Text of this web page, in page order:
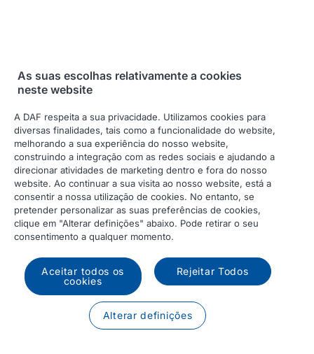
Recupere a configuração do
seu camião DAF
Introduza a chave gerada ao guardar a configuração
do seu camião DAF.
ID da configuração
Carregar
As suas escolhas relativamente a cookies
neste website
A DAF respeita a sua privacidade. Utilizamos cookies para
diversas finalidades, tais como a funcionalidade do website,
melhorando a sua experiência do nosso website,
construindo a integração com as redes sociais e ajudando a
direcionar atividades de marketing dentro e fora do nosso
website. Ao continuar a sua visita ao nosso website, está a
consentir a nossa utilização de cookies. No entanto, se
pretender personalizar as suas preferências de cookies,
clique em "Alterar definições" abaixo. Pode retirar o seu
consentimento a qualquer momento.
Aceitar todos os
cookies
Rejeitar Todos
Alterar definições